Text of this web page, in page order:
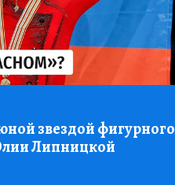
звездой фигурного
Липницкой